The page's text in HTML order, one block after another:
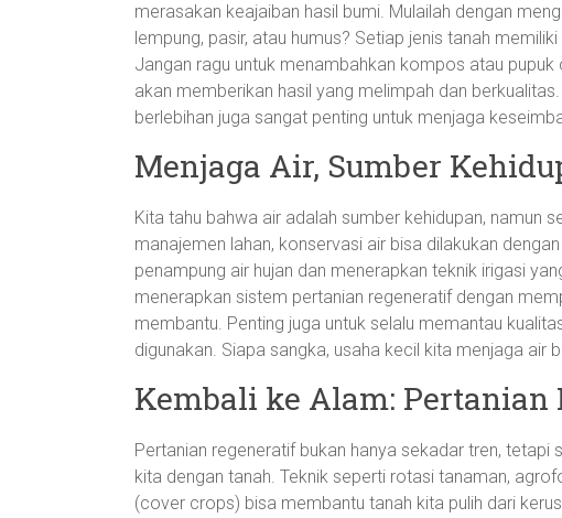
merasakan keajaiban hasil bumi. Mulailah dengan
lempung, pasir, atau humus? Setiap jenis tanah
Jangan ragu untuk menambahkan kompos atau
akan memberikan hasil yang melimpah dan
berlebihan juga sangat penting untuk menjaga
Menjaga Air, Sumber
Kita tahu bahwa air adalah sumber kehidupan, namun
manajemen lahan, konservasi air bisa dilakukan
penampung air hujan dan menerapkan teknik irigasi
menerapkan sistem pertanian regeneratif dengan
membantu. Penting juga untuk selalu memantau
digunakan. Siapa sangka, usaha kecil kita menjaga air
Kembali ke Alam: Pertanian
Pertanian regeneratif bukan hanya sekadar tren, tetapi
kita dengan tanah. Teknik seperti rotasi tanaman,
(cover crops) bisa membantu tanah kita pulih dari